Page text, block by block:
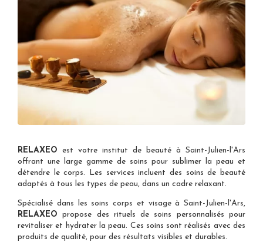
RELAXEO est votre institut de beauté à Saint-Julien-l'Ars
offrant une large gamme de soins pour sublimer la peau et
détendre le corps. Les services incluent des soins de beauté
adaptés à tous les types de peau, dans un cadre relaxant.
Spécialisé dans les soins corps et visage à Saint-Julien-l'Ars,
RELAXEO propose des rituels de soins personnalisés pour
revitaliser et hydrater la peau. Ces soins sont réalisés avec des
produits de qualité, pour des résultats visibles et durables.